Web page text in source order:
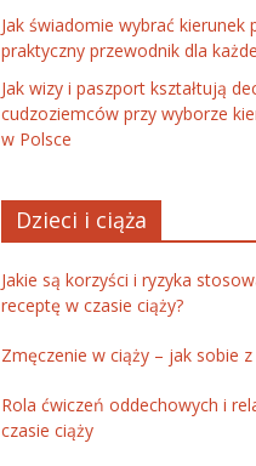
Jak świadomie wybrać kierunek
praktyczny przewodnik dla
Jak wizy i paszport kształtują
cudzoziemców przy wyborze
w Polsce
Dzieci i ciąża
Jakie są korzyści i ryzyka
receptę w czasie ciąży?
Zmęczenie w ciąży – jak sobie
Rola ćwiczeń oddechowych i
czasie ciąży